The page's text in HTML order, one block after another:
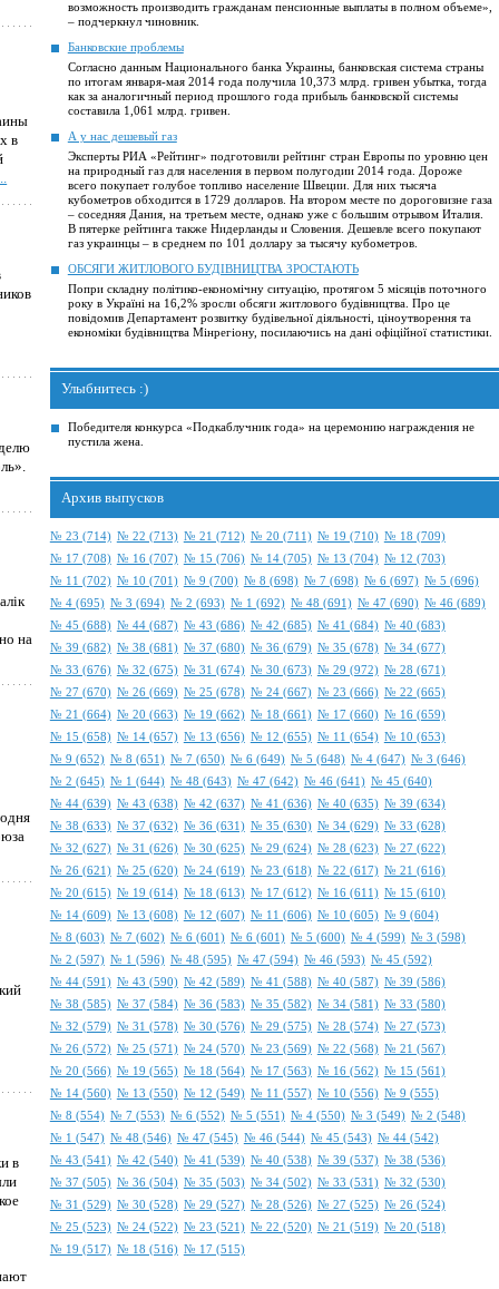
в
на
в
возможность производить гражданам пенсионные выплаты в полном объеме»,
– подчеркнул чиновник.
Банковские проблемы
Согласно данным Национального банка Украины, банковская система страны
по итогам января-мая 2014 года получила 10,373 млрд. гривен убытка, тогда
как за аналогичный период прошлого года прибыль банковской системы
составила 1,061 млрд. гривен.
А у нас дешевый газ
Эксперты РИА «Рейтинг» подготовили рейтинг стран Европы по уровню цен
на природный газ для населения в первом полугодии 2014 года. Дороже
всего покупает голубое топливо население Швеции. Для них тысяча
кубометров обходится в 1729 долларов. На втором месте по дороговизне газа
– соседняя Дания, на третьем месте, однако уже с большим отрывом Италия.
В пятерке рейтинга также Нидерланды и Словения. Дешевле всего покупают
газ украинцы – в среднем по 101 доллару за тысячу кубометров.
ОБСЯГИ ЖИТЛОВОГО БУДІВНИЦТВА ЗРОСТАЮТЬ
Попри складну політико-економічну ситуацію, протягом 5 місяців поточного
року в Україні на 16,2% зросли обсяги житлового будівництва. Про це
повідомив Департамент розвитку будівельної діяльності, ціноутворення та
економіки будівництва Мінрегіону, посилаючись на дані офіційної статистики.
Улыбнитесь :)
Победителя конкурса «Подкаблучник года» на церемонию награждения не
пустила жена.
Архив выпусков
№ 23 (714) № 22 (713) № 21 (712) № 20 (711) № 19 (710) № 18 (709)
№ 17 (708) № 16 (707) № 15 (706) № 14 (705) № 13 (704) № 12 (703)
№ 11 (702) № 10 (701) № 9 (700) № 8 (698) № 7 (698) № 6 (697) № 5 (696)
№ 4 (695) № 3 (694) № 2 (693) № 1 (692) № 48 (691) № 47 (690) № 46 (689)
№ 45 (688) № 44 (687) № 43 (686) № 42 (685) № 41 (684) № 40 (683)
№ 39 (682) № 38 (681) № 37 (680) № 36 (679) № 35 (678) № 34 (677)
№ 33 (676) № 32 (675) № 31 (674) № 30 (673) № 29 (972) № 28 (671)
№ 27 (670) № 26 (669) № 25 (678) № 24 (667) № 23 (666) № 22 (665)
№ 21 (664) № 20 (663) № 19 (662) № 18 (661) № 17 (660) № 16 (659)
№ 15 (658) № 14 (657) № 13 (656) № 12 (655) № 11 (654) № 10 (653)
№ 9 (652) № 8 (651) № 7 (650) № 6 (649) № 5 (648) № 4 (647) № 3 (646)
№ 2 (645) № 1 (644) № 48 (643) № 47 (642) № 46 (641) № 45 (640)
№ 44 (639) № 43 (638) № 42 (637) № 41 (636) № 40 (635) № 39 (634)
№ 38 (633) № 37 (632) № 36 (631) № 35 (630) № 34 (629) № 33 (628)
№ 32 (627) № 31 (626) № 30 (625) № 29 (624) № 28 (623) № 27 (622)
№ 26 (621) № 25 (620) № 24 (619) № 23 (618) № 22 (617) № 21 (616)
№ 20 (615) № 19 (614) № 18 (613) № 17 (612) № 16 (611) № 15 (610)
№ 14 (609) № 13 (608) № 12 (607) № 11 (606) № 10 (605) № 9 (604)
№ 8 (603) № 7 (602) № 6 (601) № 6 (601) № 5 (600) № 4 (599) № 3 (598)
№ 2 (597) № 1 (596) № 48 (595) № 47 (594) № 46 (593) № 45 (592)
№ 44 (591) № 43 (590) № 42 (589) № 41 (588) № 40 (587) № 39 (586)
№ 38 (585) № 37 (584) № 36 (583) № 35 (582) № 34 (581) № 33 (580)
№ 32 (579) № 31 (578) № 30 (576) № 29 (575) № 28 (574) № 27 (573)
№ 26 (572) № 25 (571) № 24 (570) № 23 (569) № 22 (568) № 21 (567)
№ 20 (566) № 19 (565) № 18 (564) № 17 (563) № 16 (562) № 15 (561)
№ 14 (560) № 13 (550) № 12 (549) № 11 (557) № 10 (556) № 9 (555)
№ 8 (554) № 7 (553) № 6 (552) № 5 (551) № 4 (550) № 3 (549) № 2 (548)
№ 1 (547) № 48 (546) № 47 (545) № 46 (544) № 45 (543) № 44 (542)
№ 43 (541) № 42 (540) № 41 (539) № 40 (538) № 39 (537) № 38 (536)
№ 37 (505) № 36 (504) № 35 (503) № 34 (502) № 33 (531) № 32 (530)
№ 31 (529) № 30 (528) № 29 (527) № 28 (526) № 27 (525) № 26 (524)
№ 25 (523) № 24 (522) № 23 (521) № 22 (520) № 21 (519) № 20 (518)
№ 19 (517) № 18 (516) № 17 (515)